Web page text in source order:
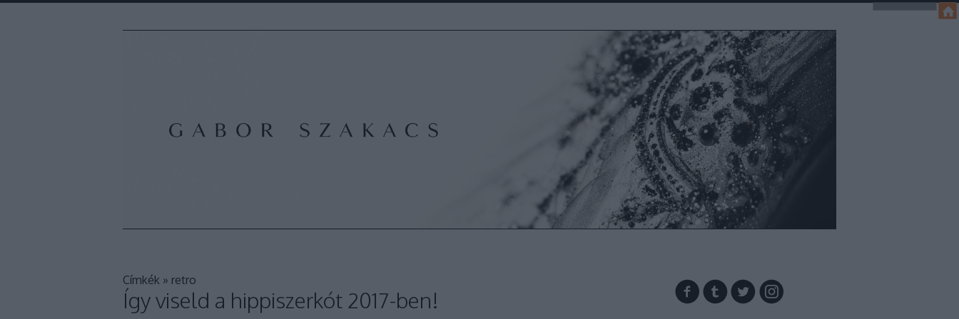
Címkék » retro
Így viseld a hippiszerkót 2017-ben!